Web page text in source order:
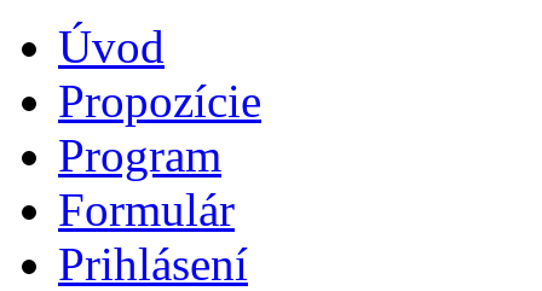
Úvod
Propozície
Program
Formulár
Prihlásení